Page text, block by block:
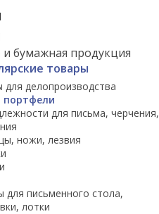
и бумажная продукция
товары
для делопроизводства
портфели
для письма, черчения,
ножи, лезвия
для письменного стола,
лотки